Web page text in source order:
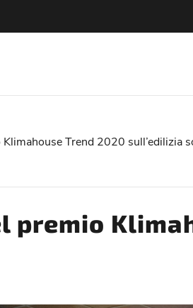
Trend 2020 sull’edilizia
premio